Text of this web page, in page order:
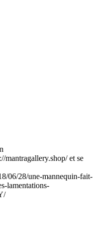
mantragallery.shop/ et se
06/28/une-mannequin-fait-
lamentations-